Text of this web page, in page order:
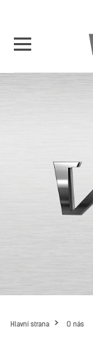
Hlavní strana O nás